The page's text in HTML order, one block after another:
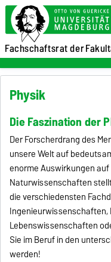
Fachschaftsrat der
Physik
Die Faszination der
Der Forscherdrang des
unsere Welt auf
enorme Auswirkungen
Naturwissenschaften
die verschiedensten
Lebenswissenschaften
Sie im Beruf in den
werden!